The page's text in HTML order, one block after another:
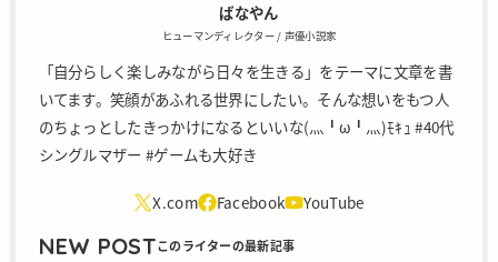
ばなやん
ヒューマンディレクター / 声優小説家
「自分らしく楽しみながら日々を生きる」をテーマに文章を書
いてます。笑顔があふれる世界にしたい。そんな想いをもつ人
のちょっとしたきっかけになるといいな(灬╹ω╹灬)ﾓｷｭ #40代
シングルマザー #ゲームも大好き
NEW POST